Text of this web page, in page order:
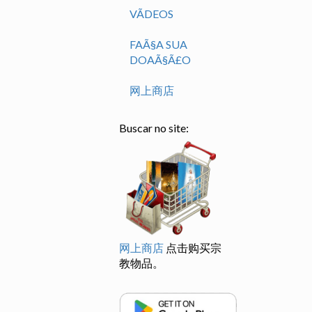
VÃ­DEOS
FAÃ§A SUA
DOAÃ§Ã£O
网上商店
Buscar no site:
网上商店 点击购买宗
教物品。